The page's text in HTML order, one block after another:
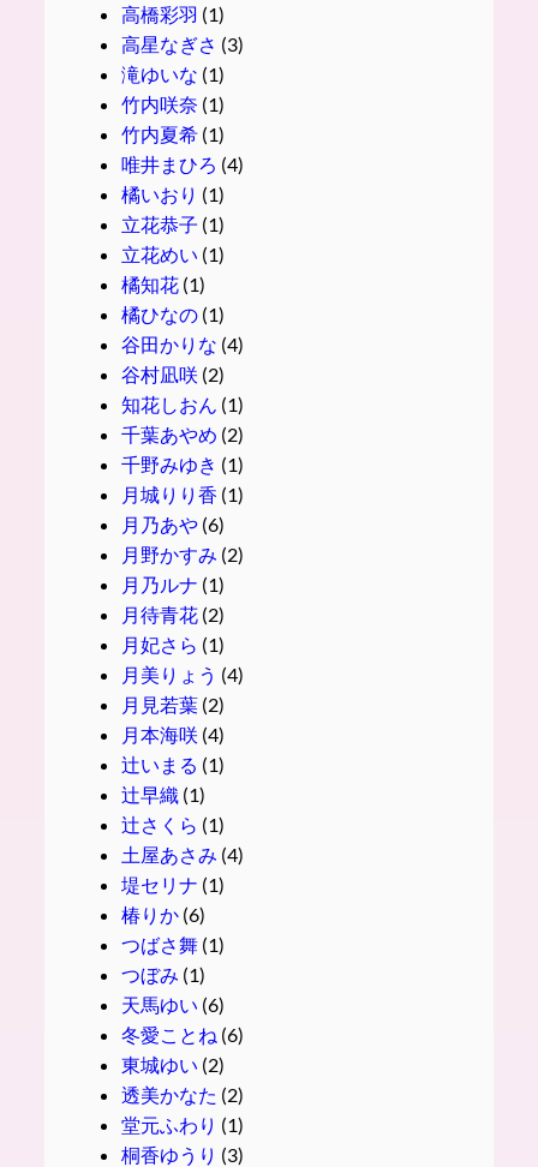
高橋彩羽 (1)
高星なぎさ (3)
滝ゆいな (1)
竹内咲奈 (1)
竹内夏希(1)
唯井まひろ (4)
橘いおり (1)
立花恭子 (1)
立花めい (1)
橘知花(1)
橘ひなの(1)
谷田かりな (4)
谷村凪咲(2)
知花しおん (1)
千葉あやめ (2)
千野みゆき (1)
月城りり香 (1)
月乃あや(6)
月野かすみ (2)
月乃ルナ (1)
月待青花(2)
月妃さら (1)
月美りょう (4)
月見若葉(2)
月本海咲(4)
辻いまる (1)
辻早織 (1)
辻さくら (1)
土屋あさみ (4)
堤セリナ (1)
椿りか(6)
つばさ舞(1)
つぼみ (1)
天馬ゆい (6)
冬愛ことね (6)
東城ゆい (2)
透美かなた (2)
堂元ふわり (1)
桐香ゆうり (3)